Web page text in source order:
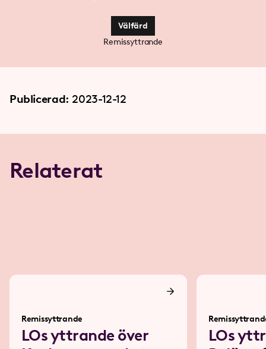
Välfärd
Remissyttrande
Publicerad: 2023-12-12
Relaterat
Remissyttrande
LOs yttrande över
LOs